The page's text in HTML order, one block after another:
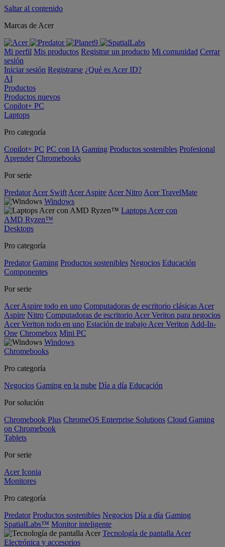
Saltar al contenido
Marcas de Acer
Mi perfil Mis productos Registrar un producto Mi comunidad Cerrar
sesión
Iniciar sesión Registrarse ¿Qué es Acer ID?
AI
Productos
Productos nuevos
Copilot+ PC
Laptops
Pro categoría
Copilot+ PC PC con IA Gaming Productos sostenibles Profesional
Aprender Chromebooks
Por serie
Predator Acer Swift Acer Aspire Acer Nitro Acer TravelMate
Windows
Laptops Acer con
AMD Ryzen™
Desktops
Pro categoría
Predator Gaming Productos sostenibles Negocios Educación
Componentes
Por serie
Acer Aspire todo en uno Computadoras de escritorio clásicas Acer
Aspire Nitro Computadoras de escritorio Acer Veriton para negocios
Acer Veriton todo en uno Estación de trabajo Acer Veriton Add-In-
One Chromebox Mini PC
Windows
Chromebooks
Pro categoría
Negocios Gaming en la nube Día a día Educación
Por solución
Chromebook Plus ChromeOS Enterprise Solutions Cloud Gaming
on Chromebook
Tablets
Por serie
Acer Iconia
Monitores
Pro categoría
Predator Productos sostenibles Negocios Día a día Gaming
SpatialLabs™ Monitor inteligente
Tecnología de pantalla Acer
Electrónica y accesorios